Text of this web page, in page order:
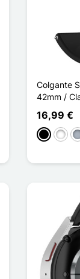
Colgante
42mm /
16,99 €
Negro